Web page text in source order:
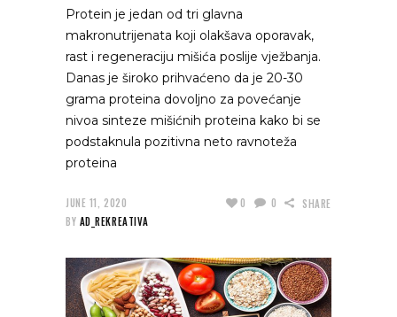
Protein je jedan od tri glavna
makronutrijenata koji olakšava oporavak,
rast i regeneraciju mišića poslije vježbanja.
Danas je široko prihvaćeno da je 20-30
grama proteina dovoljno za povećanje
nivoa sinteze mišićnih proteina kako bi se
podstaknula pozitivna neto ravnoteža
proteina
JUNE 11, 2020
BY AD_REKREATIVA
0 0 SHARE